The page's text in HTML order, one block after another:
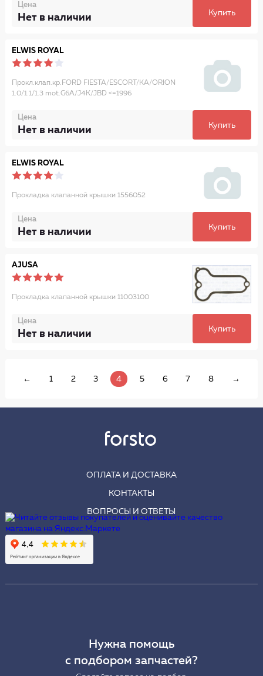
Цена
Нет в наличии Купить
ELWIS ROYAL
Прокл.клап.кр.FORD FIESTA/ESCORT/KA/ORION
1.0/1.1/1.3 mot.G6A/J4K/JBD <=1996
Цена
Нет в наличии Купить
ELWIS ROYAL
Прокладка клапанной крышки 1556052
Цена
Нет в наличии Купить
AJUSA
Прокладка клапанной крышки 11003100
Цена
Нет в наличии Купить
← 1 2 3 4 5 6 7 8 →
ОПЛАТА И ДОСТАВКА
КОНТАКТЫ
ВОПРОСЫ И ОТВЕТЫ
Нужна помощь
с подбором запчастей?